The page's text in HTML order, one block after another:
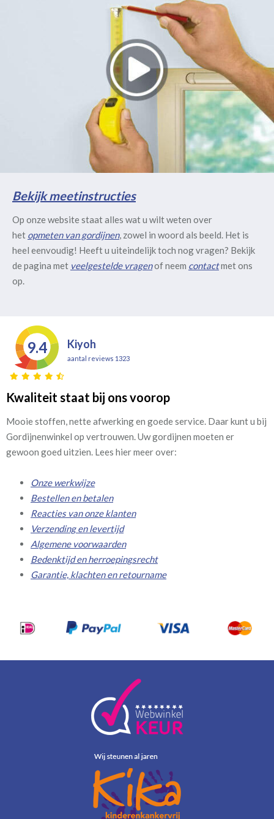
Bekijk meetinstructies
Op onze website staat alles wat u wilt weten over
het opmeten van gordijnen, zowel in woord als beeld. Het is
heel eenvoudig! Heeft u uiteindelijk toch nog vragen? Bekijk
de pagina met veelgestelde vragenof neem contactmet ons
op.
9.4 Kiyoh
aantal reviews 1323
Kwaliteit staat bij ons voorop
Mooie stoffen, nette afwerking en goede service. Daar kunt u bij
Gordijnenwinkel op vertrouwen. Uw gordijnen moeten er
gewoon goed uitzien. Lees hier meer over:
Onze werkwijze
Bestellen en betalen
Reacties van onze klanten
Verzending en levertijd
Algemene voorwaarden
Bedenktijd en herroepingsrecht
Garantie, klachten en retourname